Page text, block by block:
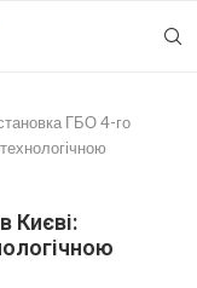
ГБО 4-го
Києві: